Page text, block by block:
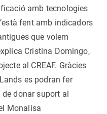
amb tecnologies
fent amb indicadors
que volem
Cristina Domingo,
al CREAF. Gràcies
es podran fer
donar suport al
Monalisa